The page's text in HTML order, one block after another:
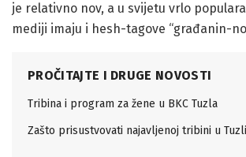
je relativno nov, a u svijetu vrlo
mediji imaju i hesh-tagove “građanin-
PROČITAJTE I DRUGE NOVOSTI
Tribina i program za žene u BKC Tuzla
Zašto prisustvovati najavljenoj tribini u